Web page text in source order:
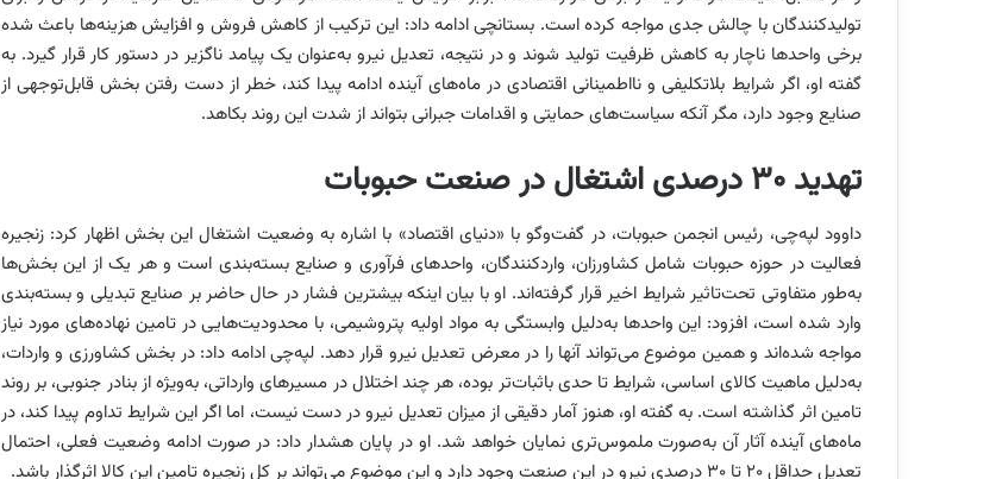
تولیدکنندگان با چالش جدی مواجه کرده است. بستانچی ادامه داد: این ترکیب از کاهش فروش و افزایش هزینه‌ها باعث شده
برخی واحدها ناچار به کاهش ظرفیت تولید شوند و در نتیجه، تعدیل نیرو به‌عنوان یک پیامد ناگزیر در دستور کار قرار گیرد. به
گفته او، اگر شرایط بلاتکلیفی و نااطمینانی اقتصادی در ماه‌های آینده ادامه پیدا کند، خطر از دست رفتن بخش قابل‌توجهی از
صنایع وجود دارد، مگر آنکه سیاست‌های حمایتی و اقدامات جبرانی بتواند از شدت این روند بکاهد.
تهدید ۳۰ درصدی اشتغال در صنعت حبوبات
داوود لپه‌چی، رئیس انجمن حبوبات، در گفت‌وگو با «دنیای اقتصاد» با اشاره به وضعیت اشتغال این بخش اظهار کرد: زنجیره
فعالیت در حوزه حبوبات شامل کشاورزان، واردکنندگان، واحدهای فرآوری و صنایع بسته‌بندی است و هر یک از این بخش‌ها
به‌طور متفاوتی تحت‌تاثیر شرایط اخیر قرار گرفته‌اند. او با بیان اینکه بیشترین فشار در حال حاضر بر صنایع تبدیلی و بسته‌بندی
وارد شده است، افزود: این واحدها به‌دلیل وابستگی به مواد اولیه پتروشیمی، با محدودیت‌هایی در تامین نهاده‌های مورد نیاز
مواجه شده‌اند و همین موضوع می‌تواند آنها را در معرض تعدیل نیرو قرار دهد. لپه‌چی ادامه داد: در بخش کشاورزی و واردات،
به‌دلیل ماهیت کالای اساسی، شرایط تا حدی باثبات‌تر بوده، هر چند اختلال در مسیرهای وارداتی، به‌ویژه از بنادر جنوبی، بر روند
تامین اثر گذاشته است. به گفته او، هنوز آمار دقیقی از میزان تعدیل نیرو در دست نیست، اما اگر این شرایط تداوم پیدا کند، در
ماه‌های آینده آثار آن به‌صورت ملموس‌تری نمایان خواهد شد. او در پایان هشدار داد: در صورت ادامه وضعیت فعلی، احتمال
تعدیل حداقل ۲۰ تا ۳۰ درصدی نیرو در این صنعت وجود دارد و این موضوع می‌تواند بر کل زنجیره تامین این کالا اثرگذار باشد.